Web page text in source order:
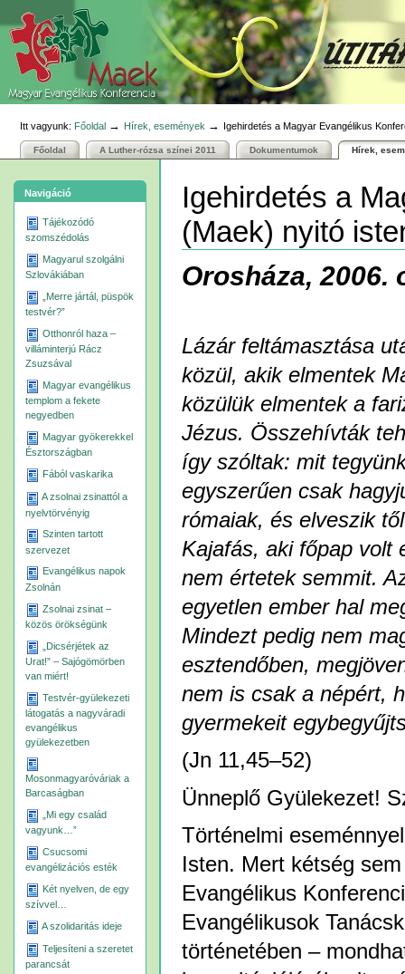
tartalomhoz
Ugrás
navigációhoz
eszközök
Itt vagyunk: Főoldal → Hírek, események → Igehirdetés a Magyar Evangélikus
Főoldal A Luther-rózsa színei 2011 Dokumentumok Hírek,
Navigáció
Tájékozódó
szomszédolás
Magyarul szolgálni
Szlovákiában
„Merre jártál, püspök
testvér?”
Otthonról haza –
villáminterjú Rácz
Zsuzsával
Magyar evangélikus
templom a fekete
negyedben
Magyar gyökerekkel
Észtországban
Fából vaskarika
A zsolnai zsinattól a
nyelvtörvényig
Szinten tartott
szervezet
Evangélikus napok
Zsolnán
Zsolnai zsinat –
közös örökségünk
„Dicsérjétek az
Urat!” – Sajógömörben
van miért!
Testvér-gyülekezeti
látogatás a nagyváradi
evangélikus
gyülekezetben
Mosonmagyaróváriak a
Barcaságban
„Mi egy család
vagyunk…”
Csucsomi
evangélizációs esték
Két nyelven, de egy
szívvel…
A szolidaritás ideje
Teljesíteni a szeretet
parancsát
Igehirdetés a
(Maek) nyitó
Orosháza, 2006.
Lázár feltámasztása
közül, akik elmentek
közülük elmentek a
Jézus. Összehívták
így szóltak: mit
egyszerűen csak
rómaiak, és elveszik
Kajafás, aki főpap volt
nem értetek semmit.
egyetlen ember hal
Mindezt pedig nem
esztendőben,
nem is csak a népért,
gyermekeit
(Jn 11,45–52)
Ünneplő Gyülekezet!
Történelmi
Isten. Mert kétség
Evangélikus
Evangélikusok
történetében –